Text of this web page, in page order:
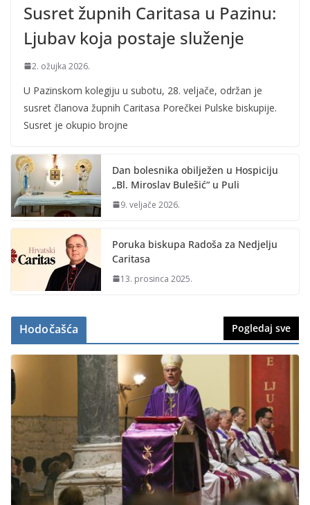
Susret župnih Caritasa u Pazinu:
Ljubav koja postaje služenje
2. ožujka 2026.
U Pazinskom kolegiju u subotu, 28. veljače, održan je
susret članova župnih Caritasa Porečkei Pulske biskupije.
Susret je okupio brojne
Dan bolesnika obilježen u Hospiciju
„Bl. Miroslav Bulešić“ u Puli
9. veljače 2026.
Poruka biskupa Radoša za Nedjelju
Caritasa
13. prosinca 2025.
Hodočašća Pogledaj sve